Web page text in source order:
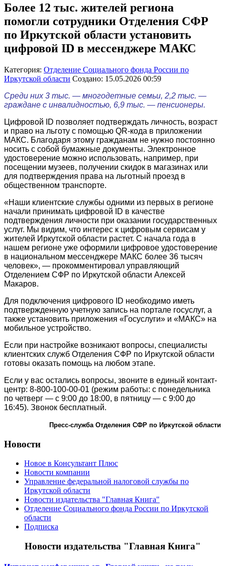
Более 12 тыс. жителей региона
помогли сотрудники Отделения СФР
по Иркутской области установить
цифровой ID в мессенджере МАКС
Категория: Отделение Социального фонда России по
Иркутской области Создано: 15.05.2026 00:59
Среди них 3 тыс. — многодетные семьи, 2,2 тыс. —
граждане с инвалидностью, 6,9 тыс. — пенсионеры.
Цифровой ID позволяет подтверждать личность, возраст
и право на льготу с помощью QR-кода в приложении
МАКС. Благодаря этому гражданам не нужно постоянно
носить с собой бумажные документы. Электронное
удостоверение можно использовать, например, при
посещении музеев, получении скидок в магазинах или
для подтверждения права на льготный проезд в
общественном транспорте.
«Наши клиентские службы одними из первых в регионе
начали принимать цифровой ID в качестве
подтверждения личности при оказании государственных
услуг. Мы видим, что интерес к цифровым сервисам у
жителей Иркутской области растет. С начала года в
нашем регионе уже оформили цифровое удостоверение
в национальном мессенджере МАКС более 36 тысяч
человек», — прокомментировал управляющий
Отделением СФР по Иркутской области Алексей
Макаров.
Для подключения цифрового ID необходимо иметь
подтвержденную учетную запись на портале госуслуг, а
также установить приложения «Госуслуги» и «МАКС» на
мобильное устройство.
Если при настройке возникают вопросы, специалисты
клиентских служб Отделения СФР по Иркутской области
готовы оказать помощь на любом этапе.
Если у вас остались вопросы, звоните в единый контакт-
центр: 8-800-100-00-01 (режим работы: с понедельника
по четверг — с 9:00 до 18:00, в пятницу — с 9:00 до
16:45). Звонок бесплатный.
Пресс-служба Отделения СФР по Иркутской области
Новости
Новое в Консультант Плюс
Новости компании
Управление федеральной налоговой службы по
Иркутской области
Новости издательства "Главная Книга"
Отделение Социального фонда России по Иркутской
области
Подписка
Новости издательства "Главная Книга"